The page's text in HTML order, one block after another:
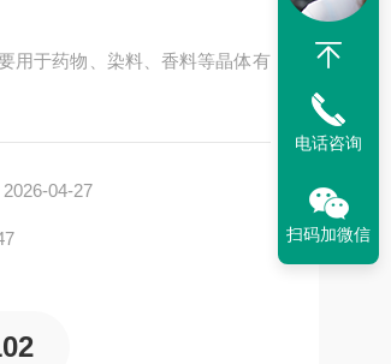
用于药物、染料、香料等晶体有
04-27
电话咨询
扫码加微信